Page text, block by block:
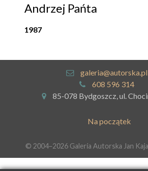
Andrzej Pańta
1987
galeria@autorska.pl
608 596 314
85-078 Bydgoszcz, ul.
Na początek
© 2004–2026 Galeria Autorska Jan